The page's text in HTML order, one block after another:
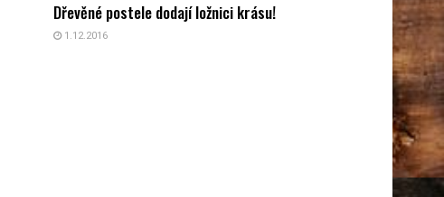
Dřevěné postele dodají ložnici krásu!
1.12.2016